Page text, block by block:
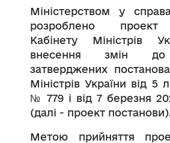
Міністерством у
розроблено проект
Кабінету Міністрів
внесення змін до
затверджених
Міністрів України від 5
№ 779 і від 7 березня
(далі - проект
Метою прийняття